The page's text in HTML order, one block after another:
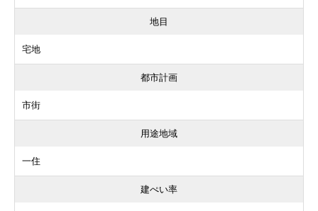
地目
宅地
都市計画
市街
用途地域
一住
建ぺい率